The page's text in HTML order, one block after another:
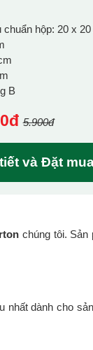
hộp: 20 x
B
5.900đ
và Đặt
chúng tôi.
dành cho